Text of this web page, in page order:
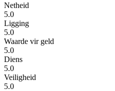
Netheid
5.0
Ligging
5.0
Waarde vir geld
5.0
Diens
5.0
Veiligheid
5.0